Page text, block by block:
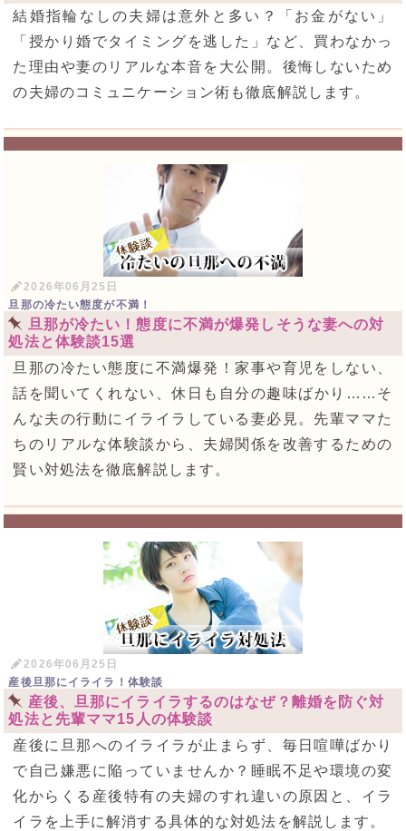
結婚指輪なしの夫婦は意外と多い？「お金がない」
「授かり婚でタイミングを逃した」など、買わなかっ
た理由や妻のリアルな本音を大公開。後悔しないため
の夫婦のコミュニケーション術も徹底解説します。
2026年06月25日
旦那の冷たい態度が不満！
旦那が冷たい！態度に不満が爆発しそうな妻への対
処法と体験談15選
旦那の冷たい態度に不満爆発！家事や育児をしない、
話を聞いてくれない、休日も自分の趣味ばかり……そ
んな夫の行動にイライラしている妻必見。先輩ママた
ちのリアルな体験談から、夫婦関係を改善するための
賢い対処法を徹底解説します。
2026年06月25日
産後旦那にイライラ！体験談
産後、旦那にイライラするのはなぜ？離婚を防ぐ対
処法と先輩ママ15人の体験談
産後に旦那へのイライラが止まらず、毎日喧嘩ばかり
で自己嫌悪に陥っていませんか？睡眠不足や環境の変
化からくる産後特有の夫婦のすれ違いの原因と、イラ
イラを上手に解消する具体的な対処法を解説します。